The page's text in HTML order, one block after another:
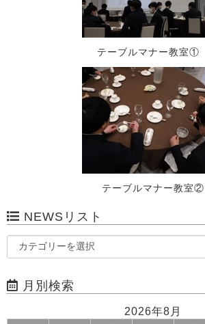
テーブルマナー教室①
テーブルマナー教室②
NEWSリスト
月別検索
2026年8月